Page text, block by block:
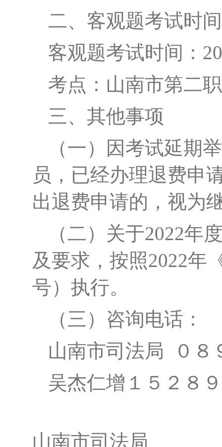
二、 客观题考试时间
客观题考试时间：
考点： 山南市第二
三、 其他事项
（一）
因考试延期
员，已经办理退费申
出退费申请的，视为
（二） 关于2022年
及要求，按照2022年
号）执行。
（三） 咨询电话：
山南市司法局
０８
吴杰仁增 １５２８
山南市司法局